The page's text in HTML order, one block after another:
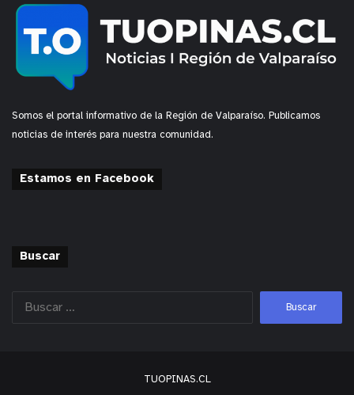
Somos el portal informativo de la Región de Valparaíso. Publicamos
noticias de interés para nuestra comunidad.
Estamos en Facebook
Buscar
TUOPINAS.CL